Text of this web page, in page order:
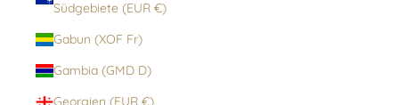
Südgebiete (EUR €)
Gabun (XOF Fr)
Gambia (GMD D)
Georgien (EUR €)